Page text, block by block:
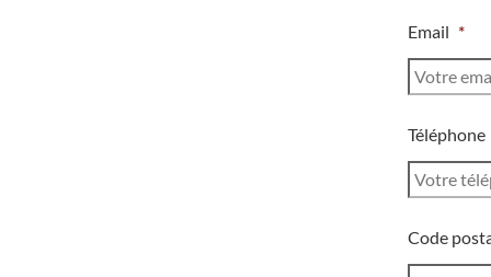
Email *
Téléphone
Code